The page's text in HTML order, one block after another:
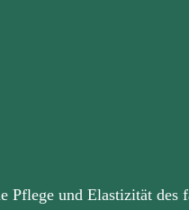
und Elastizität